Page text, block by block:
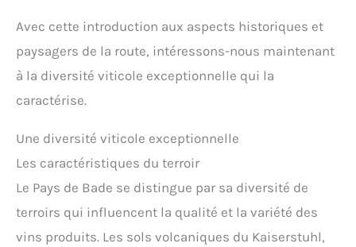
Avec cette introduction aux aspects historiques et
paysagers de la route, intéressons-nous maintenant
à la diversité viticole exceptionnelle qui la
caractérise.
Une diversité viticole exceptionnelle
Les caractéristiques du terroir
Le Pays de Bade se distingue par sa diversité de
terroirs qui influencent la qualité et la variété des
vins produits. Les sols volcaniques du Kaiserstuhl,